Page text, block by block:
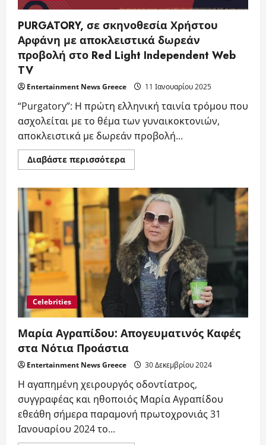
PURGATORY, σε σκηνοθεσία Χρήστου
Αρφάνη με αποκλειστικά δωρεάν
προβολή στο Red Light Independent Web
TV
Entertainment News Greece 11 Ιανουαρίου 2025
“Purgatory”: Η πρώτη ελληνική ταινία τρόμου που
ασχολείται με το θέμα των γυναικοκτονιών,
αποκλειστικά με δωρεάν προβολή...
Διαβάστε περισσότεραRead
more
σε
σκηνοθεσία
Χρήστου
Αρφάνη
με
αποκλειστικά
δωρεάν
προβολή
στο
Red
Light
Independent
Web
Celebrities
Μαρία Αγραπίδου: Απογευματινός Καφές
στα Νότια Προάστια
Entertainment News Greece 30 Δεκεμβρίου 2024
Η αγαπημένη χειρουργός οδοντίατρος,
συγγραφέας και ηθοποιός Μαρία Αγραπίδου
εθεάθη σήμερα παραμονή πρωτοχρονιάς 31
Ιανουαρίου 2024 το...